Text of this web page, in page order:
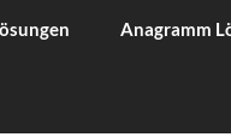
Anagramm